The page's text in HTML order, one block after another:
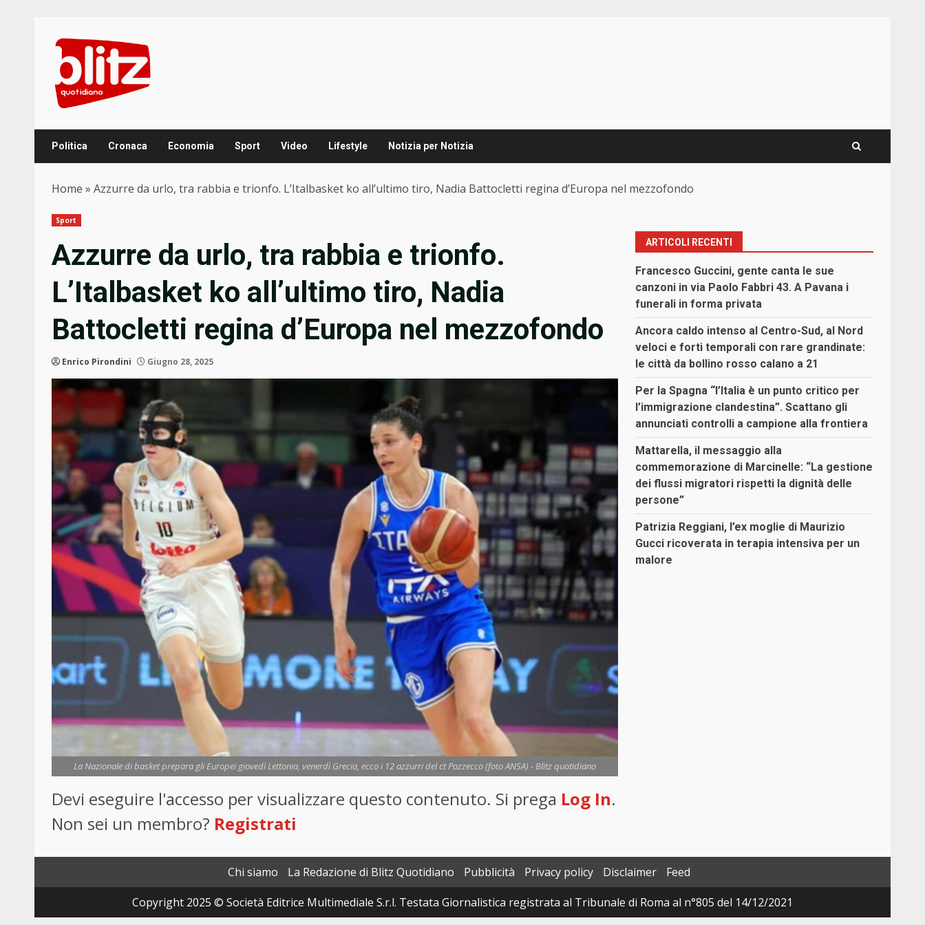
content
Politica Cronaca Economia Sport Video Lifestyle Notizia per Notizia
Home » Azzurre da urlo, tra rabbia e trionfo. L’Italbasket ko all’ultimo tiro, Nadia Battocletti regina d’Europa nel mezzofondo
Sport
Azzurre da urlo, tra rabbia e trionfo.
L’Italbasket ko all’ultimo tiro, Nadia
Battocletti regina d’Europa nel mezzofondo
Enrico Pirondini Giugno 28, 2025
La Nazionale di basket prepara gli Europei giovedì Lettonia, venerdì Grecia, ecco i 12 azzurri del ct Pozzecco (foto ANSA) - Blitz quotidiano
Devi eseguire l'accesso per visualizzare questo contenuto. Si prega Log In.
Non sei un membro? Registrati
ARTICOLI RECENTI
Francesco Guccini, gente canta le sue
canzoni in via Paolo Fabbri 43. A Pavana i
funerali in forma privata
Ancora caldo intenso al Centro-Sud, al Nord
veloci e forti temporali con rare grandinate:
le città da bollino rosso calano a 21
Per la Spagna “l’Italia è un punto critico per
l’immigrazione clandestina”. Scattano gli
annunciati controlli a campione alla frontiera
Mattarella, il messaggio alla
commemorazione di Marcinelle: “La gestione
dei flussi migratori rispetti la dignità delle
persone”
Patrizia Reggiani, l’ex moglie di Maurizio
Gucci ricoverata in terapia intensiva per un
malore
Chi siamo La Redazione di Blitz Quotidiano Pubblicità Privacy policy Disclaimer
Feed
Copyright 2025 © Società Editrice Multimediale S.r.l. Testata Giornalistica registrata al Tribunale di Roma al n°805 del 14/12/2021